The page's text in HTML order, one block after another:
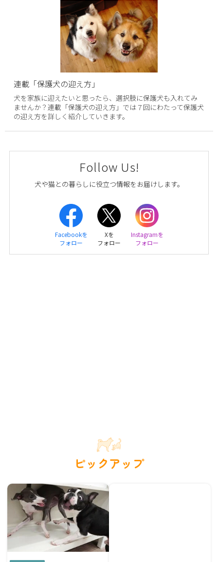
連載「保護犬の迎え方」
犬を家族に迎えたいと思ったら、選択肢に保護犬も入れてみ
ませんか？連載「保護犬の迎え方」では７回にわたって保護犬
の迎え方を詳しく紹介していきます。
Follow Us!
犬や猫との暮らしに役立つ情報をお届けします。
Facebookを
フォロー
Xを
フォロー
Instagramを
フォロー
ピックアップ